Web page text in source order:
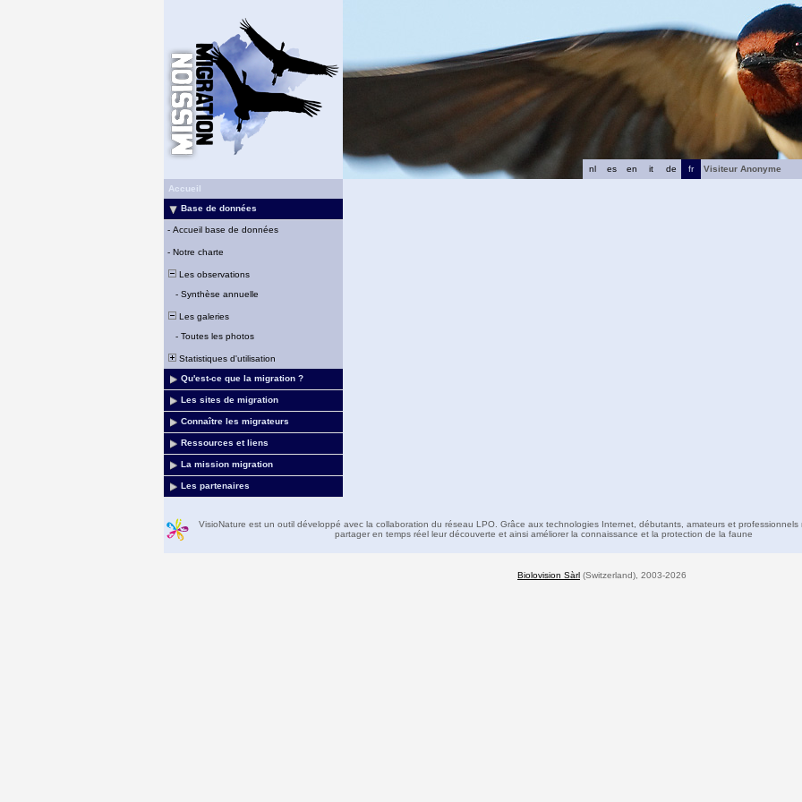
fr
de
it
en
es
nl
Visiteur Anonyme
Accueil
Base de données
- Accueil base de données
- Notre charte
Les observations
- Synthèse annuelle
Les galeries
- Toutes les photos
Statistiques d'utilisation
Qu'est-ce que la migration ?
Les sites de migration
Connaître les migrateurs
Ressources et liens
La mission migration
Les partenaires
VisioNature est un outil développé avec la collaboration du réseau LPO. Grâce aux technologies Internet, débutants, amateurs et professionnels
partager en temps réel leur découverte et ainsi améliorer la connaissance et la protection de la faune
Biolovision Sàrl (Switzerland), 2003-2026